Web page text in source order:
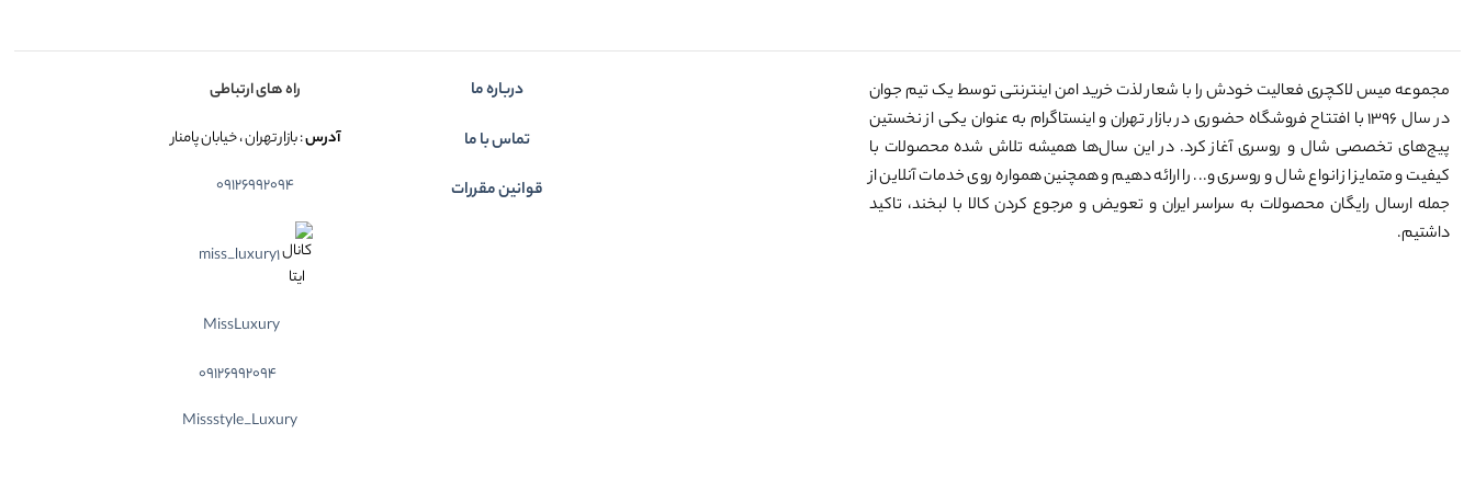
مجموعه میس لاکچری فعالیت خودش را با شعار لذت خرید امن اینترنتی توسط یک تیم جوان
در سال ۱۳۹۶ با افتتاح فروشگاه حضوری در بازار تهران و اینستاگرام به عنوان یکی از نخستین
پیج‌های تخصصی شال و روسری آغاز کرد. در این سال‌ها همیشه تلاش شده محصولات با
کیفیت و متمایز از انواع شال و روسری و... را ارائه دهیم و همچنین همواره روی خدمات آنلاین از
جمله ارسال رایگان محصولات به سراسر ایران و تعویض و مرجوع کردن کالا با لبخند، تاکید
داشتیم.
درباره ما
تماس با ما
قوانین مقررات
راه های ارتباطی
آدرس: بازار تهران ، خیابان پامنار
09126992094
miss_luxury1
MissLuxury
09126992094
Missstyle_Luxury